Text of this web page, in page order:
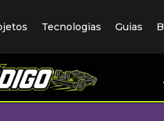
Tecnologias Guias